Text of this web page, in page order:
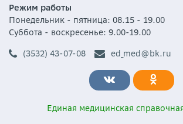
Режим работы
Понедельник - пятница: 08.15 - 19.00
Суббота - воскресенье: 9.00-19.00
(3532) 43-07-08
ed_med@bk.ru
Единая медицинская